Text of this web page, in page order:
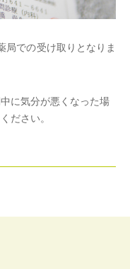
局での受け取りとなりま
に気分が悪くなった場
ださい。